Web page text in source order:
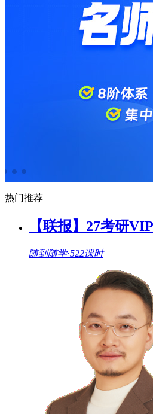
3.1 我们或我们的第三方合作伙伴
务，并用于以下用途： 3.2.1 记住
服务的情况。例如，我们可利用
的信息，向您提供与我们的产品
您相关的非个人身份信息，以用
不受本《隐私政策》约束，而是
或web beacon，您有可能无法享
型，用户的浏览行为和操作行为
性化的帮助服务和指示，或对您和
集、处理相关信息应当获取的必要
中用于向您提供特定内容，或向
规和合法必要的原则，对相关信
5.1 我们会以高度的勤勉义务对待
及第三方服务提供方（例如代表
现“我们可能如何使用信息”部分所
理解、维护和改善我们的产品和/或
您的个人信息。我们仅会出于合
《隐私政策》及我们要求其遵守
该等第三方将再次征求您的授权同
5.5 我们还可能为
用的法律法规、维护社会公共利
动，并与其分享活动过程中产生
热门推荐
【联报】27考研
随到随学·522课时